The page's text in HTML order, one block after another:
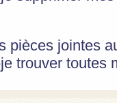
pièces jointes
trouver toutes